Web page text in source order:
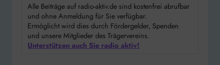
Alle Beiträge auf radio-aktiv.de sind kostenfrei abrufbar
und ohne Anmeldung für Sie verfügbar.
Ermöglicht wird dies durch Fördergelder, Spenden
und unsere Mitglieder des Trägervereins.
Unterstützen auch Sie radio aktiv!